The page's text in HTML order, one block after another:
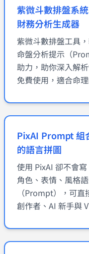
紫微斗數排盤系
財務分析生成器
紫微斗數排盤工具
命盤分析提示（
助力，助你深入解
免費使用，適合命
PixAI Prompt 組
的語言拼圖
使用 PixAI 卻不會
角色、表情、風格
（Prompt），可直
創作者、AI 新手與